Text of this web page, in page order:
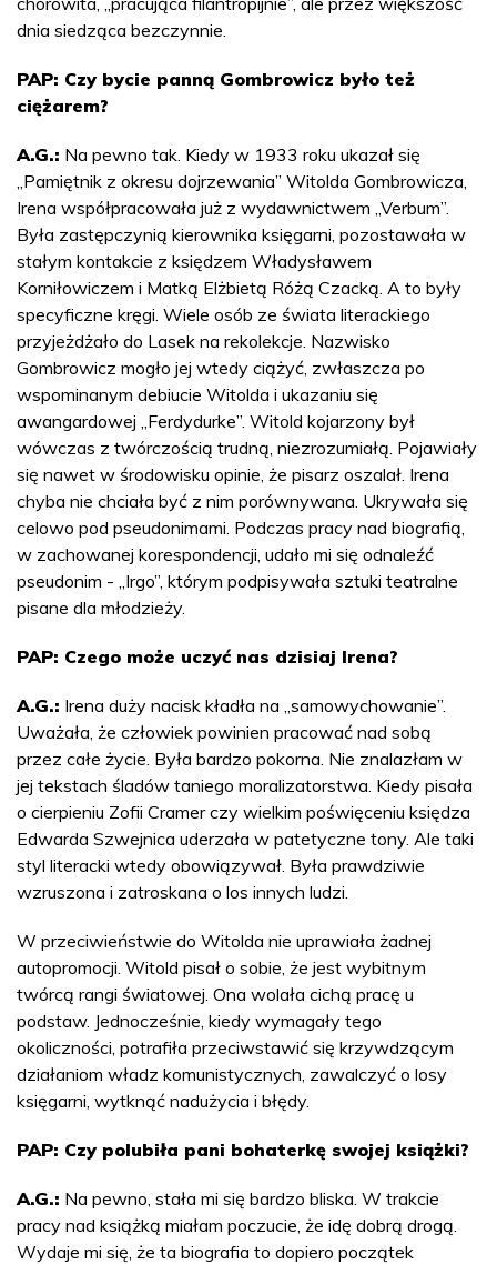
dnia siedząca bezczynnie.
PAP: Czy bycie panną Gombrowicz było też
ciężarem?
A.G.: Na pewno tak. Kiedy w 1933 roku ukazał się
„Pamiętnik z okresu dojrzewania” Witolda Gombrowicza,
Irena współpracowała już z wydawnictwem „Verbum”.
Była zastępczynią kierownika księgarni, pozostawała w
stałym kontakcie z księdzem Władysławem
Korniłowiczem i Matką Elżbietą Różą Czacką. A to były
specyficzne kręgi. Wiele osób ze świata literackiego
przyjeżdżało do Lasek na rekolekcje. Nazwisko
Gombrowicz mogło jej wtedy ciążyć, zwłaszcza po
wspominanym debiucie Witolda i ukazaniu się
awangardowej „Ferdydurke”. Witold kojarzony był
wówczas z twórczością trudną, niezrozumiałą. Pojawiały
się nawet w środowisku opinie, że pisarz oszalał. Irena
chyba nie chciała być z nim porównywana. Ukrywała się
celowo pod pseudonimami. Podczas pracy nad biografią,
w zachowanej korespondencji, udało mi się odnaleźć
pseudonim - „Irgo”, którym podpisywała sztuki teatralne
pisane dla młodzieży.
PAP: Czego może uczyć nas dzisiaj Irena?
A.G.: Irena duży nacisk kładła na „samowychowanie”.
Uważała, że człowiek powinien pracować nad sobą
przez całe życie. Była bardzo pokorna. Nie znalazłam w
jej tekstach śladów taniego moralizatorstwa. Kiedy pisała
o cierpieniu Zofii Cramer czy wielkim poświęceniu księdza
Edwarda Szwejnica uderzała w patetyczne tony. Ale taki
styl literacki wtedy obowiązywał. Była prawdziwie
wzruszona i zatroskana o los innych ludzi.
W przeciwieństwie do Witolda nie uprawiała żadnej
autopromocji. Witold pisał o sobie, że jest wybitnym
twórcą rangi światowej. Ona wolała cichą pracę u
podstaw. Jednocześnie, kiedy wymagały tego
okoliczności, potrafiła przeciwstawić się krzywdzącym
działaniom władz komunistycznych, zawalczyć o losy
księgarni, wytknąć nadużycia i błędy.
PAP: Czy polubiła pani bohaterkę swojej książki?
A.G.: Na pewno, stała mi się bardzo bliska. W trakcie
pracy nad książką miałam poczucie, że idę dobrą drogą.
Wydaje mi się, że ta biografia to dopiero początek